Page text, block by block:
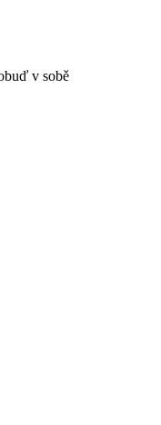
v sobě